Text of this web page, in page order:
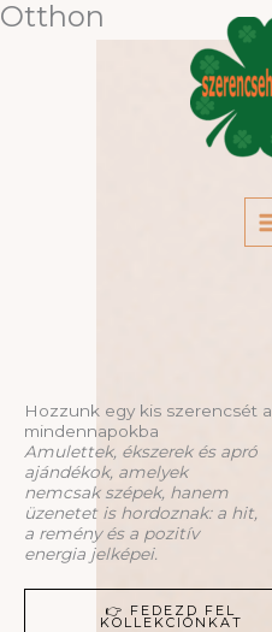
Skip
Otthon
Hozzunk egy kis szerencsét a
mindennapokba
Amulettek, ékszerek és apró
ajándékok, amelyek
nemcsak szépek, hanem
üzenetet is hordoznak: a hit,
a remény és a pozitív
energia jelképei.
👉 FEDEZD FEL
KOLLEKCIÓNKAT